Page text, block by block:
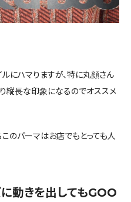
にハマりますが、特に丸顔さん
縦長な印象になるのでオススメ
このパーマはお店でもとっても人
動きを出してもGOO